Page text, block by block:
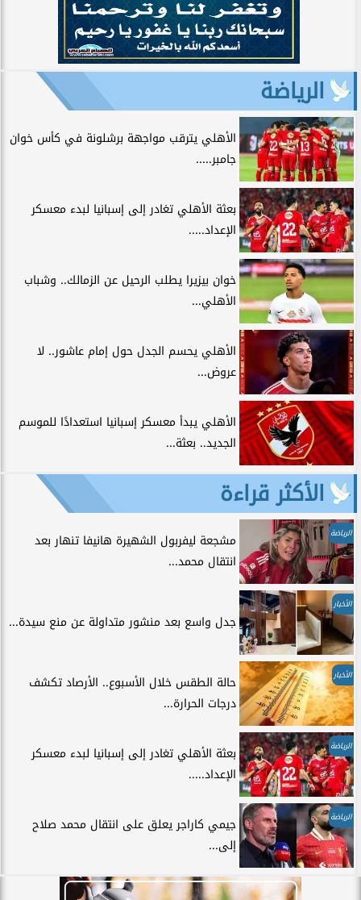
الرياضة
الأهلي يترقب مواجهة برشلونة في كأس خوان
جامبر.....
بعثة الأهلي تغادر إلى إسبانيا لبدء معسكر
الإعداد.....
خوان بيزيرا يطلب الرحيل عن الزمالك.. وشباب
الأهلي...
الأهلي يحسم الجدل حول إمام عاشور.. لا
عروض...
الأهلي يبدأ معسكر إسبانيا استعدادًا للموسم
الجديد.. بعثة...
الأكثر قراءة
الرياضة
مشجعة ليفربول الشهيرة هانيفا تنهار بعد
انتقال محمد...
الأخبار
جدل واسع بعد منشور متداولة عن منع سيدة...
الأخبار
حالة الطقس خلال الأسبوع.. الأرصاد تكشف
درجات الحرارة...
الرياضة
بعثة الأهلي تغادر إلى إسبانيا لبدء معسكر
الإعداد.....
الرياضة
جيمي كاراجر يعلق على انتقال محمد صلاح
إلى...